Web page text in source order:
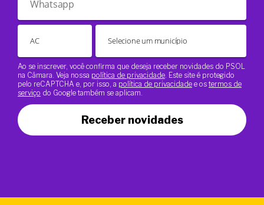
Ao se inscrever, você confirma que deseja receber novidades do PSOL
na Câmara. Veja nossa política de privacidade . Este site é protegido
pelo reCAPTCHA e, por isso, a política de privacidade e os termos de
serviço do Google também se aplicam.
Receber novidades